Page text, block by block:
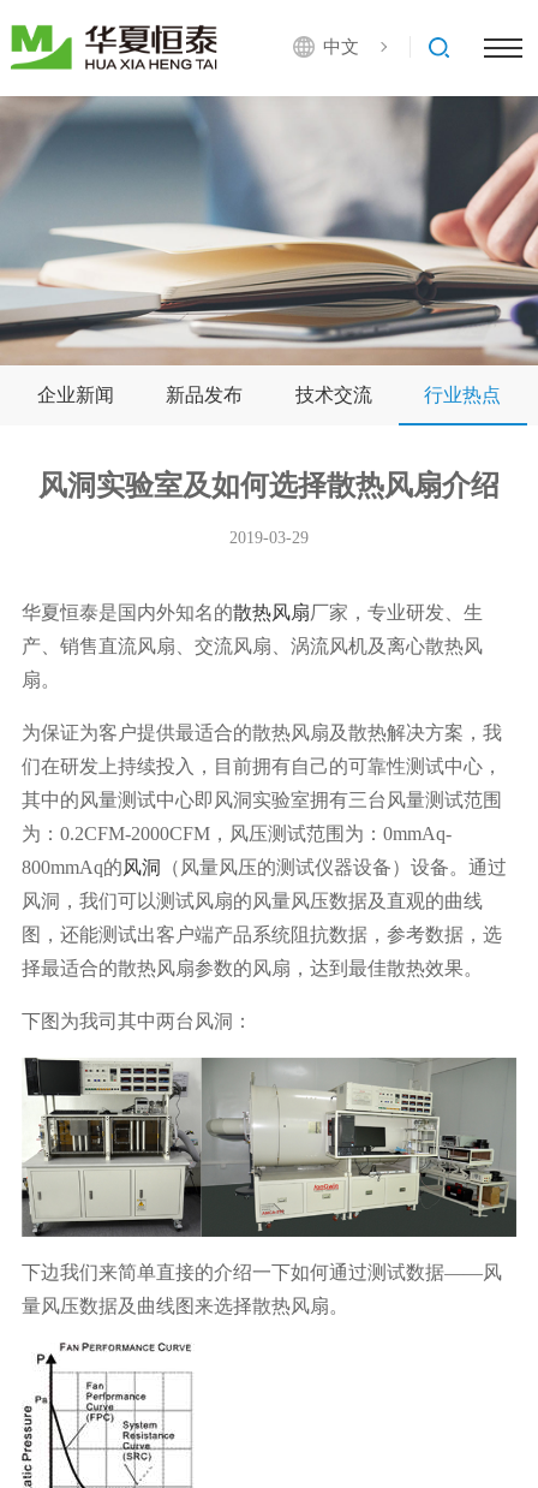
中文
企业新闻 新品发布 技术交流 行业热点
风洞实验室及如何选择散热风扇介绍
2019-03-29
华夏恒泰是国内外知名的散热风扇厂家，专业研发、生
产、销售直流风扇、交流风扇、涡流风机及离心散热风
扇。
为保证为客户提供最适合的散热风扇及散热解决方案，我
们在研发上持续投入，目前拥有自己的可靠性测试中心，
其中的风量测试中心即风洞实验室拥有三台风量测试范围
为：0.2CFM-2000CFM，风压测试范围为：0mmAq-
800mmAq的风洞 （风量风压的测试仪器设备）设备。通过
风洞，我们可以测试风扇的风量风压数据及直观的曲线
图，还能测试出客户端产品系统阻抗数据，参考数据，选
择最适合的散热风扇参数的风扇，达到最佳散热效果。
下图为我司其中两台风洞：
下边我们来简单直接的介绍一下如何通过测试数据——风
量风压数据及曲线图来选择散热风扇。